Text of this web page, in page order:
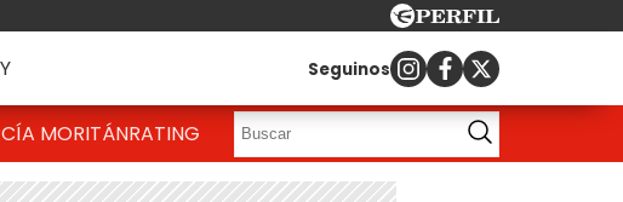
Seguinos
MORITÁNRATING